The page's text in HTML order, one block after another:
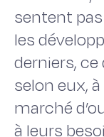
sentent
les
derniers,
selon eux,
marché
à leurs